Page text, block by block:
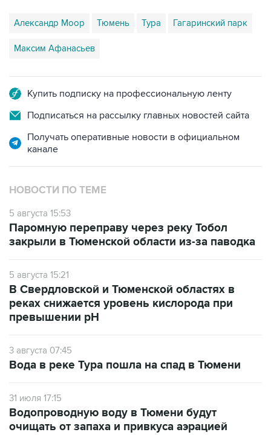
Александр Моор Тюмень Тура Гагаринский парк
Максим Афанасьев
Купить подписку на профессиональную ленту
Подписаться на рассылку главных новостей сайта
Получать оперативные новости в официальном
канале
НОВОСТИ ПО ТЕМЕ
5 августа 15:53
Паромную переправу через реку Тобол
закрыли в Тюменской области из-за паводка
5 августа 15:21
В Свердловской и Тюменской областях в
реках снижается уровень кислорода при
превышении рН
3 августа 07:45
Вода в реке Тура пошла на спад в Тюмени
31 июля 17:15
Водопроводную воду в Тюмени будут
очищать от запаха и привкуса аэрацией